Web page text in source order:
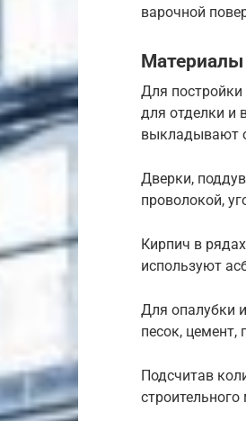
варочной
Для
для отделки и
выкладывают
Дверки,
проволокой,
Кирпич в
используют
Для опалубки
песок, цемент,
Подсчитав